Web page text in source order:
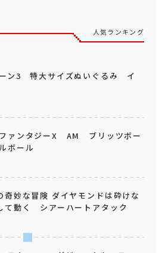
人気ランキング
ン3 特大サイズぬいぐるみ イ
ァンタジーX AM ブリッツボー
ボール
奇妙な冒険 ダイヤモンドは砕けな
て動く シアーハートアタック